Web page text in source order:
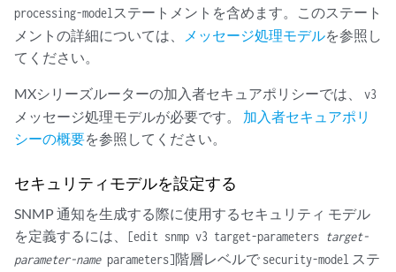
processing-model ステートメントを含めます。このステート
メントの詳細については、
メッセージ処理モデルを参照し
てください。
MXシリーズルーターの加入者セキュアポリシーでは、 v3
メッセージ処理モデルが必要です。 加入者セキュアポリ
シーの概要を参照してください。
セキュリティモデルを設定する
SNMP 通知を生成する際に使用するセキュリティ モデル
を定義するには、
[edit snmp v3 target-parameters target-
parameter-nameparameters]階層レベルで security-model ステ